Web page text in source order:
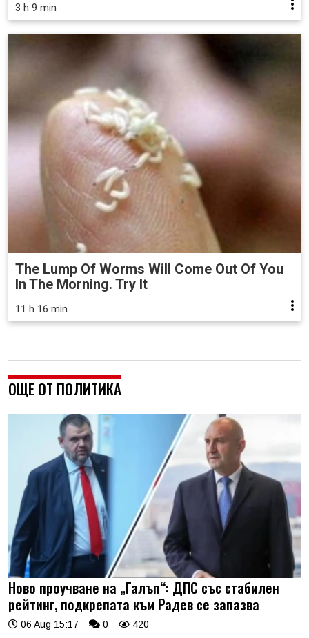
3 h 9 min
The Lump Of Worms Will Come Out Of You
In The Morning. Try It
11 h 16 min
ОЩЕ ОТ ПОЛИТИКА
Ново проучване на „Галъп“: ДПС със стабилен
рейтинг, подкрепата към Радев се запазва
06 Aug 15:17 0 420